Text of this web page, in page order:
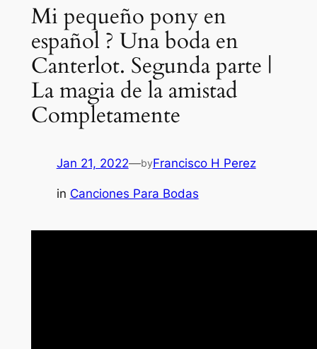
Mi pequeño pony en
español ? Una boda en
Canterlot. Segunda parte |
La magia de la amistad
Completamente
Jan 21, 2022—byFrancisco H Perez
in Canciones Para Bodas